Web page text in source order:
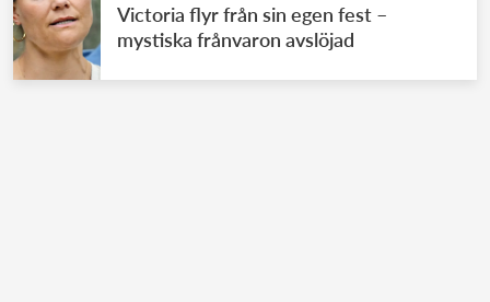
Victoria flyr från sin egen fest –
mystiska frånvaron avslöjad